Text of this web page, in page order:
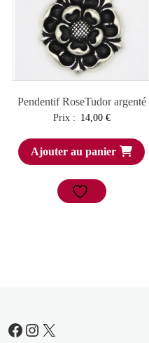
Pendentif RoseTudor argenté
Prix : 14,00 €
Ajouter au panier
Facebook
Instagram
X